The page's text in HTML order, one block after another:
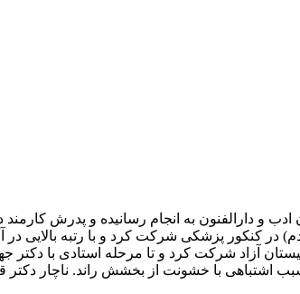
و متوسطه را در دبستان ادب و دارالفنون به انجام
آزاد شرکت کرد و تا مرحله استادی با
اشتباهی با خشونت از بخشش راند. ناچار